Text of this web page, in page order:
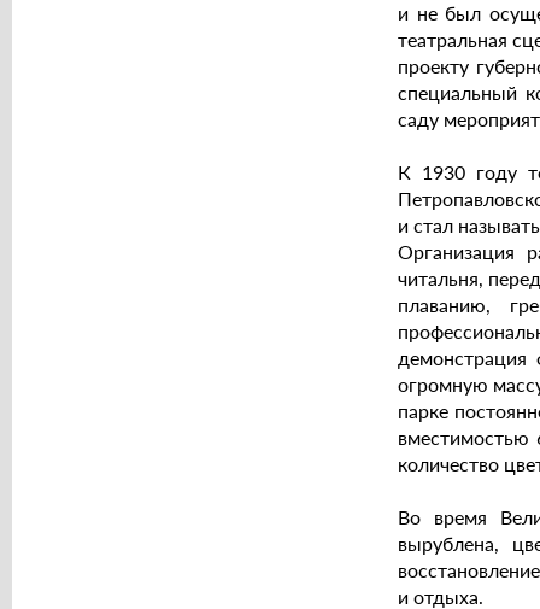
и не был
театральная
проекту
специальный
саду
К 1930 году
и стал
Организация
читальня,
плаванию,
демонстрация
огромную
парке
вместимостью
количество
Во время
вырублена,
и отдыха.